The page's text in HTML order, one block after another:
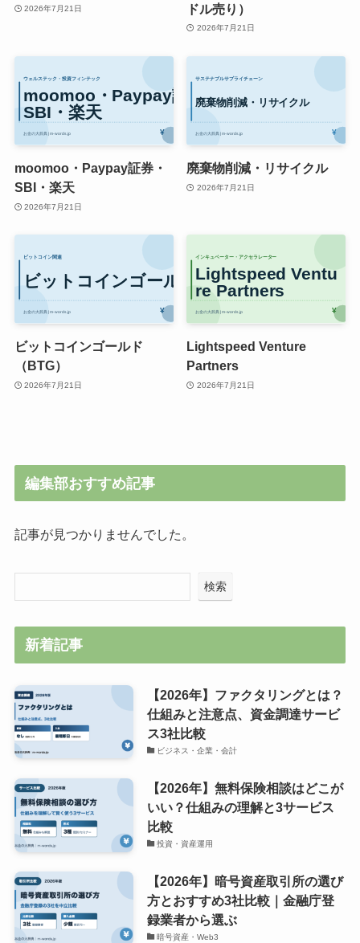
2026年7月21日
ドル売り）
2026年7月21日
moomoo・Paypay証券・
SBI・楽天
2026年7月21日
廃棄物削減・リサイクル
2026年7月21日
ビットコインゴールド
（BTG）
2026年7月21日
Lightspeed Venture
Partners
2026年7月21日
編集部おすすめ記事
記事が見つかりませんでした。
検索
新着記事
【2026年】ファクタリングとは？
仕組みと注意点、資金調達サービ
ス3社比較
ビジネス・企業・会計
【2026年】無料保険相談はどこが
いい？仕組みの理解と3サービス
比較
投資・資産運用
【2026年】暗号資産取引所の選び
方とおすすめ3社比較｜金融庁登
録業者から選ぶ
暗号資産・Web3